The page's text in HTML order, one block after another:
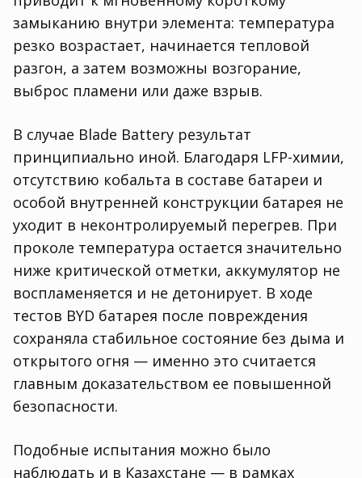
замыканию внутри элемента: температура
резко возрастает, начинается тепловой
разгон, а затем возможны возгорание,
выброс пламени или даже взрыв.
В случае Blade Battery результат
принципиально иной. Благодаря LFP-химии,
отсутствию кобальта в составе батареи и
особой внутренней конструкции батарея не
уходит в неконтролируемый перегрев. При
проколе температура остается значительно
ниже критической отметки, аккумулятор не
воспламеняется и не детонирует. В ходе
тестов BYD батарея после повреждения
сохраняла стабильное состояние без дыма и
открытого огня — именно это считается
главным доказательством ее повышенной
безопасности.
Подобные испытания можно было
наблюдать и в Казахстане — в рамках